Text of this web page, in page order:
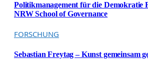
Politikmanagement für die Demokratie
NRW School of Governance
FORSCHUNG
Sebastian Freytag – Kunst gemeinsam